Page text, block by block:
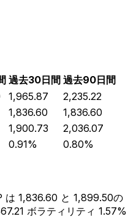
過去30日間 過去90日間
1,965.87
2,235.22
1,836.60
1,836.60
1,900.73
2,036.07
0.91% 0.80%
は 1,836.60 と 1,899.50の
ボラティリティ 1.57%